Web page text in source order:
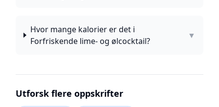
Hvor mange kalorier er det i
Forfriskende lime- og ølcocktail?
▼
Utforsk flere oppskrifter